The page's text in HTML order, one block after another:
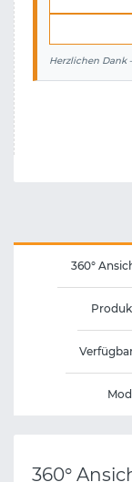
Herzlichen Dank
360°
360°